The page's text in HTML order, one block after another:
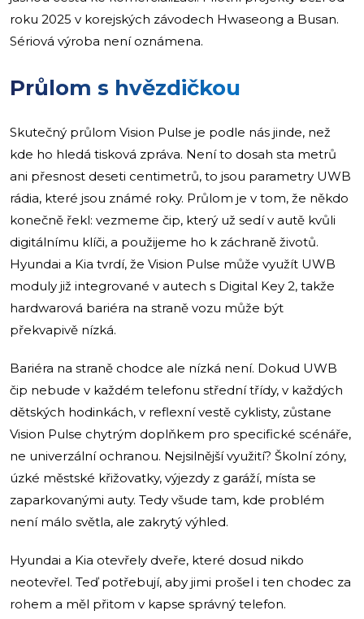
roku 2025 v korejských závodech Hwaseong a Busan.
Sériová výroba není oznámena.
Průlom s hvězdičkou
Skutečný průlom Vision Pulse je podle nás jinde, než
kde ho hledá tisková zpráva. Není to dosah sta metrů
ani přesnost deseti centimetrů, to jsou parametry UWB
rádia, které jsou známé roky. Průlom je v tom, že někdo
konečně řekl: vezmeme čip, který už sedí v autě kvůli
digitálnímu klíči, a použijeme ho k záchraně životů.
Hyundai a Kia tvrdí, že Vision Pulse může využít UWB
moduly již integrované v autech s Digital Key 2, takže
hardwarová bariéra na straně vozu může být
překvapivě nízká.
Bariéra na straně chodce ale nízká není. Dokud UWB
čip nebude v každém telefonu střední třídy, v každých
dětských hodinkách, v reflexní vestě cyklisty, zůstane
Vision Pulse chytrým doplňkem pro specifické scénáře,
ne univerzální ochranou. Nejsilnější využití? Školní zóny,
úzké městské křižovatky, výjezdy z garáží, místa se
zaparkovanými auty. Tedy všude tam, kde problém
není málo světla, ale zakrytý výhled.
Hyundai a Kia otevřely dveře, které dosud nikdo
neotevřel. Teď potřebují, aby jimi prošel i ten chodec za
rohem a měl přitom v kapse správný telefon.